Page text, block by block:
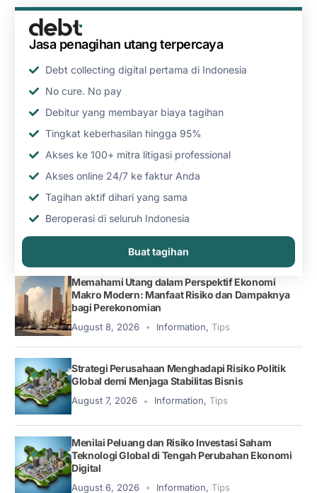
Jasa penagihan utang terpercaya
Debt collecting digital pertama di Indonesia
No cure. No pay
Debitur yang membayar biaya tagihan
Tingkat keberhasilan hingga 95%
Akses ke 100+ mitra litigasi professional
Akses online 24/7 ke faktur Anda
Tagihan aktif dihari yang sama
Beroperasi di seluruh Indonesia
Buat tagihan
Memahami Utang dalam Perspektif Ekonomi
Makro Modern: Manfaat Risiko dan Dampaknya
bagi Perekonomian
August 8, 2026 Information, Tips
Strategi Perusahaan Menghadapi Risiko Politik
Global demi Menjaga Stabilitas Bisnis
August 7, 2026 Information, Tips
Menilai Peluang dan Risiko Investasi Saham
Teknologi Global di Tengah Perubahan Ekonomi
Digital
August 6, 2026 Information, Tips